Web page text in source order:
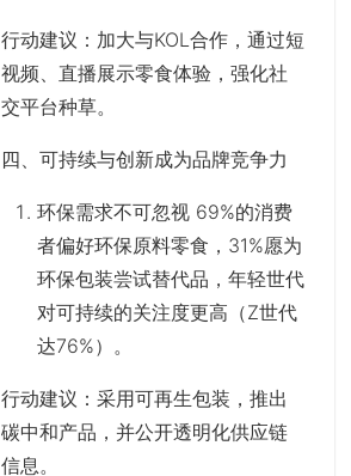
行动建议 ：加大与KOL合作，通过短
视频、直播展示零食体验，强化社
交平台种草。
四、可持续与创新成为品牌竞争力
环保需求不可忽视 69%的消费
者偏好环保原料零食，31%愿为
环保包装尝试替代品，年轻世代
对可持续的关注度更高（Z世代
达76%）。
行动建议 ：采用可再生包装，推出
碳中和产品，并公开透明化供应链
信息。